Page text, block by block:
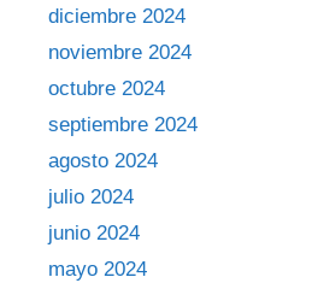
diciembre 2024
noviembre 2024
octubre 2024
septiembre 2024
agosto 2024
julio 2024
junio 2024
mayo 2024